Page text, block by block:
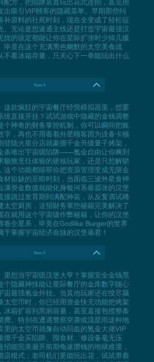
配方，把陷阱装置玩出花式连招，甚至用
出吸引VIP顾客的隐藏菜单。早期那些纠
补原料的社死时刻，现在全变成了轻松征
。无论是想速通主线还是打造宇宙最强汉
忧的设定都能让你在星际扩张时少掉几撮
毕竟在这个充满黑色幽默的太空美食战
不看冰箱存量，只关心下一单能玩出什么
Num 4
这款疯狂的宇宙餐厅经营模拟器里，想要
统直接开挂？试试游戏中隐藏的金钱调整
个神奇的财务掌控机制，你可以瞬间把账
字，再也不用看着外星顾客因为设备卡顿
登陆火星分店就豪掷千金升级量子烤架，
条堆出宇宙级陷阱——氪金自由让你爽到
极致烹饪体验的硬核玩家，还是只想解锁
这个功能都能帮你把资源管理变成无限金
材短缺的至暗时刻，当面临三波外星食神
满资金数值就能化身银河系最嚣张的汉堡
接跳过发育期到满配神装，从反复调试稀
太空厨房，这招财务掌控秘籍完美解决了
在就用这个宇宙级作弊秘籍，让你的汉堡
卷全星系，毕竟在Godlike Burger的世界
于掌握宇宙经济命脉的汉堡暴君！
Num 5
里想当宇宙级汉堡大亨？掌握安全金钱黑
个隐藏神技能让星际餐厅的金库数字随心
宙最强氪金外挂。当其他玩家还在绞尽脑
太空币时，你已经用资金快充功能把烤架
冰箱扩容到黑洞容量，甚至直接包揽整条
费。特别在遭遇警察突袭或流星雨这种地
里的太空币就像自动回血的氪金大佬VIP
掷千金买陷阱、囤食材、修设备毫无压
招能完美避开前期龟速攒钱的地狱难度，
店模式；老司机们更能玩出花，试试带着